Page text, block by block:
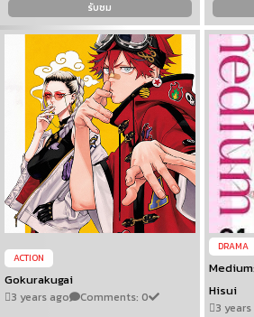
รับชม
ACTION
Gokurakugai
3 years ago Comments: 0
DRAMA
Hisui
3